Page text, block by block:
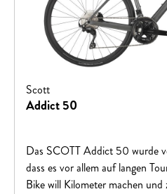
Scott
Addict 50
Das SCOTT Addict 50 wurde
dass es vor allem auf langen
Bike will Kilometer machen